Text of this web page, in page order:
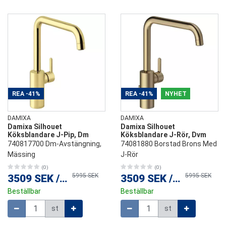
REA -41%
DAMIXA
Damixa Silhouet
Köksblandare J-Pip, Dm
740817700 Dm-Avstängning,
Mässing
(0)
3509 SEK / st5995 SEK
Beställbar
st
REA -41% NYHET
DAMIXA
Damixa Silhouet
Köksblandare J-Rör, Dvm
74081880 Borstad Brons Med
J-Rör
(0)
3509 SEK / st5995 SEK
Beställbar
st